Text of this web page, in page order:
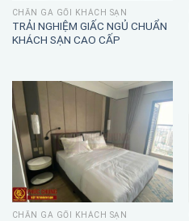
CHĂN GA GỐI KHÁCH SẠN
TRẢI NGHIỆM GIẤC NGỦ CHUẨN
KHÁCH SẠN CAO CẤP
CHĂN GA GỐI KHÁCH SẠN